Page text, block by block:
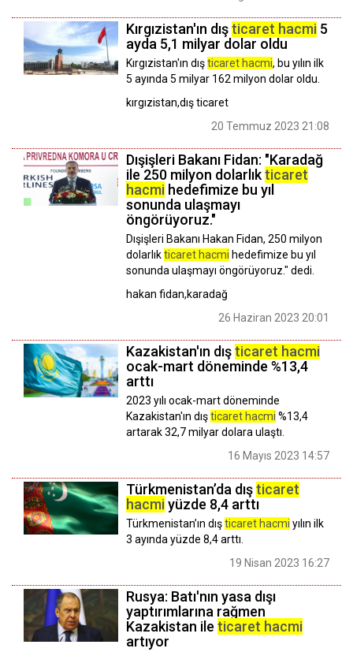
Kırgızistan'ın dışticaret hacmi 5
ayda 5,1 milyar dolar oldu
Kırgızistan'ın dışticaret hacmi, bu yılın ilk
5 ayında 5 milyar 162 milyon dolar oldu.
kırgızistan,dış ticaret
20 Temmuz 2023 21:08
Dışişleri Bakanı Fidan: "Karadağ
ile 250 milyon dolarlıkticaret
hacmi hedefimize bu yıl
sonunda ulaşmayı
öngörüyoruz."
Dışişleri Bakanı Hakan Fidan, 250 milyon
dolarlıkticaret hacmi hedefimize bu yıl
sonunda ulaşmayı öngörüyoruz." dedi.
hakan fidan,karadağ
26 Haziran 2023 20:01
Kazakistan'ın dışticaret hacmi
ocak-mart döneminde %13,4
arttı
2023 yılı ocak-mart döneminde
Kazakistan'ın dışticaret hacmi %13,4
artarak 32,7 milyar dolara ulaştı.
16 Mayıs 2023 14:57
Türkmenistan’da dışticaret
hacmi yüzde 8,4 arttı
Türkmenistan’ın dışticaret hacmi yılın ilk
3 ayında yüzde 8,4 arttı.
19 Nisan 2023 16:27
Rusya: Batı'nın yasa dışı
yaptırımlarına rağmen
Kazakistan ile ticaret hacmi
artıyor